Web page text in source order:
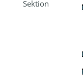
Sektion